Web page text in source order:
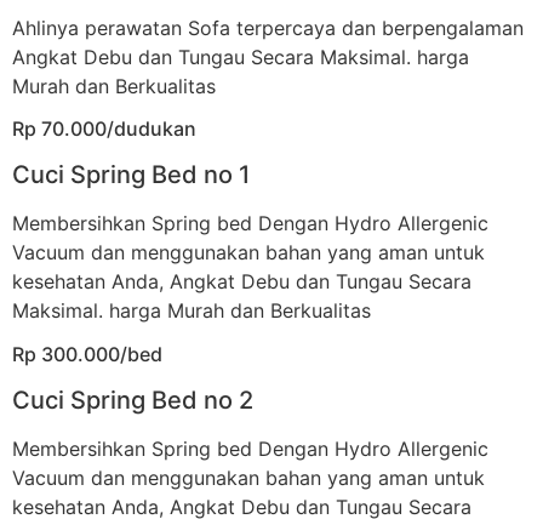
Ahlinya perawatan Sofa terpercaya dan berpengalaman
Angkat Debu dan Tungau Secara Maksimal. harga
Murah dan Berkualitas
Rp 70.000/dudukan
Cuci Spring Bed no 1
Membersihkan Spring bed Dengan Hydro Allergenic
Vacuum dan menggunakan bahan yang aman untuk
kesehatan Anda, Angkat Debu dan Tungau Secara
Maksimal. harga Murah dan Berkualitas
Rp 300.000/bed
Cuci Spring Bed no 2
Membersihkan Spring bed Dengan Hydro Allergenic
Vacuum dan menggunakan bahan yang aman untuk
kesehatan Anda, Angkat Debu dan Tungau Secara